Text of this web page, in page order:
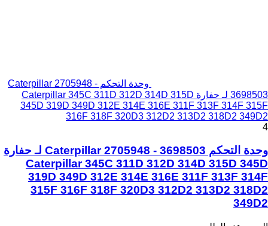
وحدة التحكم Caterpillar 2705948 -
3698503 لـ حفارة Caterpillar 345C 311D 312D 314D 315D
345D 319D 349D 312E 314E 316E 311F 313F 314F 315F
316F 318F 320D3 312D2 313D2 318D2 349D2
4
وحدة التحكم Caterpillar 2705948 - 3698503 لـ حفارة
Caterpillar 345C 311D 312D 314D 315D 345D
319D 349D 312E 314E 316E 311F 313F 314F
315F 316F 318F 320D3 312D2 313D2 318D2
349D2